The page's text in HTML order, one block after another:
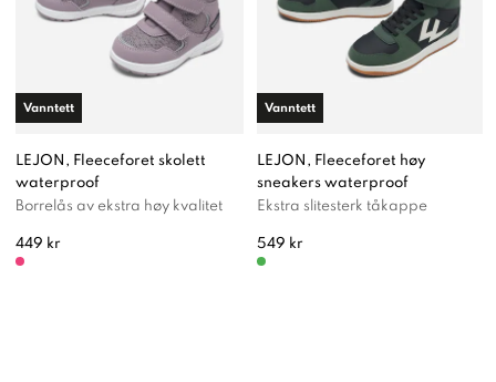
LEJON, Fleeceforet skolett
waterproof
Borrelås av ekstra høy kvalitet
449 kr
Vanntett
LEJON, Fleeceforet høy
sneakers waterproof
Ekstra slitesterk tåkappe
549 kr
Vanntett